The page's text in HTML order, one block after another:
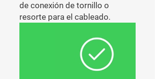
de conexión de tornillo o
resorte para el cableado.